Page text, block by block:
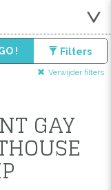
! Filters
Verwijder filters
GAY